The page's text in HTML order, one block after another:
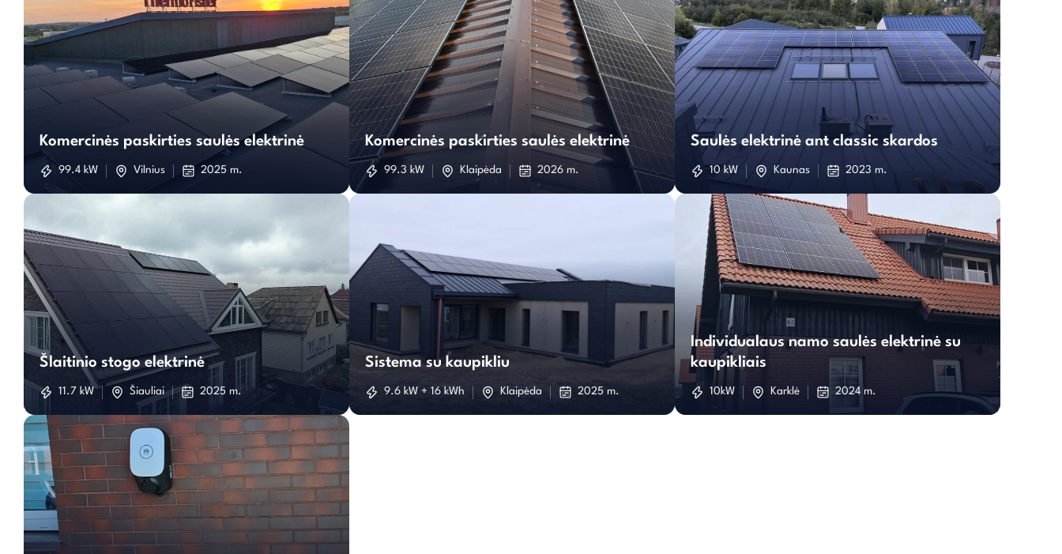
kaupikliais
Komercinės
paskirties
saulės
elektrinė
Komercinės paskirties saulės elektrinė
99.4 kW Vilnius 2025 m.
Komercinės
paskirties
saulės
elektrinė
Komercinės paskirties saulės elektrinė
99.3 kW Klaipėda 2026 m.
Saulės
elektrinė
ant
classic
skardos
Saulės elektrinė ant classic skardos
10 kW Kaunas 2023 m.
Šlaitinio
stogo
elektrinė
Šlaitinio stogo elektrinė
11.7 kW Šiauliai 2025 m.
Sistema
su
Sistema su kaupikliu
9.6 kW + 16 kWh Klaipėda 2025 m.
Individualaus
namo
saulės
elektrinė
Individualaus namo saulės elektrinė su
kaupikliais
10kW Karklė 2024 m.
Įkorvimo